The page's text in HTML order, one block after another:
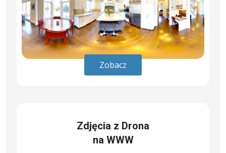
Zobacz
Zdjęcia z Drona
na WWW